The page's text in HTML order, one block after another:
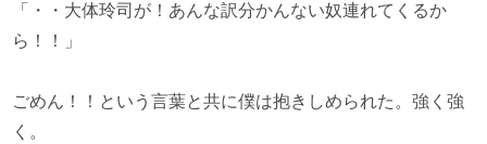
「・・大体玲司が！あんな訳分かんない奴連れてくるか
ら！！」
ごめん！！という言葉と共に僕は抱きしめられた。強く強
く。